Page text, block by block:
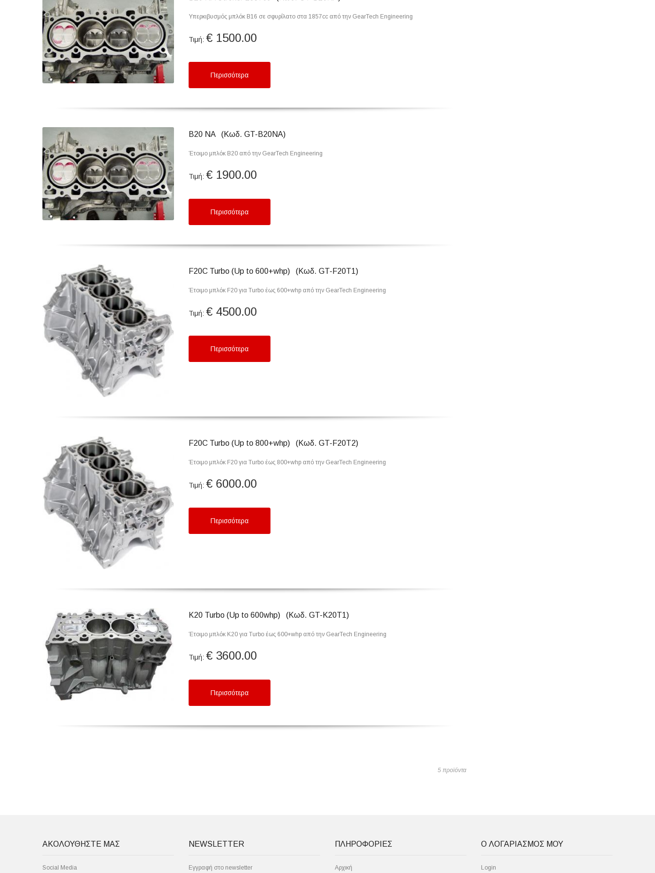
Υπερκιβυσμός μπλόκ B16 σε σφυρίλατο στα 1857cc από την GearTech Engineering
Τιμή: € 1500.00
Περισσότερα
B20 NA (Κωδ. GT-B20NA)
Έτοιμο μπλόκ B20 από την GearTech Engineering
Τιμή: € 1900.00
Περισσότερα
F20C Turbo (Up to 600+whp) (Κωδ. GT-F20T1)
Έτοιμο μπλόκ F20 για Turbo έως 600+whp από την GearTech Engineering
Τιμή: € 4500.00
Περισσότερα
F20C Turbo (Up to 800+whp) (Κωδ. GT-F20T2)
Έτοιμο μπλόκ F20 για Turbo έως 800+whp από την GearTech Engineering
Τιμή: € 6000.00
Περισσότερα
Κ20 Turbo (Up to 600whp) (Κωδ. GT-Κ20T1)
Έτοιμο μπλόκ Κ20 για Turbo έως 600+whp από την GearTech Engineering
Τιμή: € 3600.00
Περισσότερα
5 προϊόντα
ΑΚΟΛΟΥΘΗΣΤΕ ΜΑΣ
Social Media
NEWSLETTER
Εγγραφή στο newsletter
ΠΛΗΡΟΦΟΡΙΕΣ
Αρχική
Ο ΛΟΓΑΡΙΑΣΜΟΣ ΜΟΥ
Login